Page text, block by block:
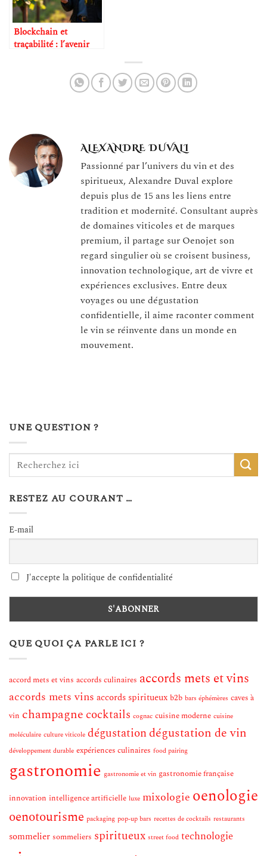
Blockchain et
traçabilité : l’avenir
ALEXANDRE DUVALI
Passionné par l’univers du vin et des
spiritueux, Alexandre Duval explore
depuis plus de 15 ans les liens entre
tradition et modernité. Consultant auprès
de domaines viticoles et de marques
premium, il partage sur Oenojet son
regard singulier où se croisent business,
innovation technologique, art de vivre et
expériences exclusives. Entre deux
voyages ou une dégustation
confidentielle, il aime raconter comment
le vin se réinvente dans un monde en
mouvement.
UNE QUESTION ?
RESTEZ AU COURANT …
E-mail
J'accepte la politique de confidentialité
QUE QUOI ÇA PARLE ICI ?
accord mets et vins accords culinaires accords mets et vins
accords mets vins accords spiritueux b2b bars éphémères caves à
vin champagne cocktails cognac cuisine moderne cuisine
moléculaire culture viticole dégustationdégustation de vin
développement durable expériences culinaires food pairing
gastronomie gastronomie et vin gastronomie française
innovation intelligence artificielle luxe mixologie oenologie
oenotourisme packaging pop-up bars recettes de cocktails restaurants
sommelier sommeliers spiritueux street food technologie